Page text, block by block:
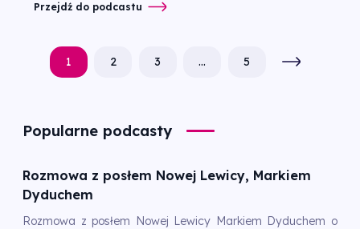
Przejdź do podcastu
1 2 3 … 5
Popularne podcasty
Rozmowa z posłem Nowej Lewicy, Markiem
Dyduchem
Rozmowa z posłem Nowej Lewicy Markiem Dyduchem o